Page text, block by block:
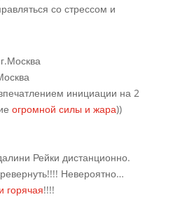
со стрессом и
инициации на 2
огромной силы и жара))
Рейки дистанционно.
Невероятно…
горячая!!!!